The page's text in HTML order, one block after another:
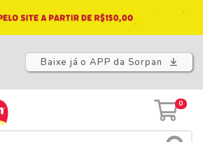
Baixe já o APP da Sorpan
0